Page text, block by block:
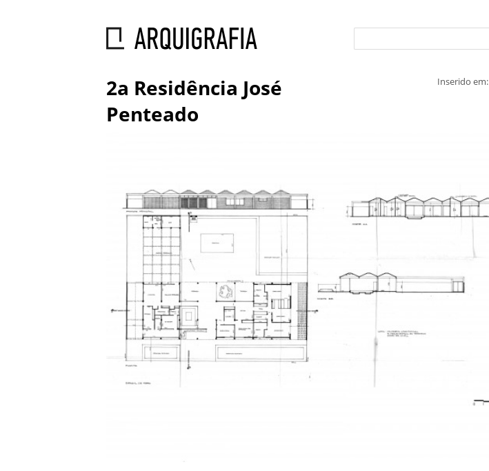
2a Residência José
Penteado
Inserido em: